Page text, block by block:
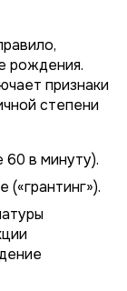
рождения.
признаки
степени
60 в минуту).